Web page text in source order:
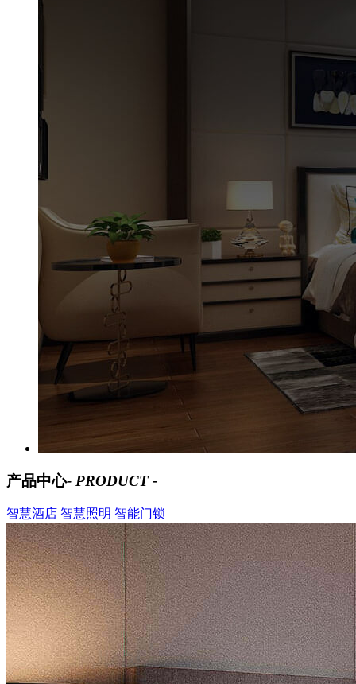
产品中心- PRODUCT -
智慧酒店 智慧照明 智能门锁